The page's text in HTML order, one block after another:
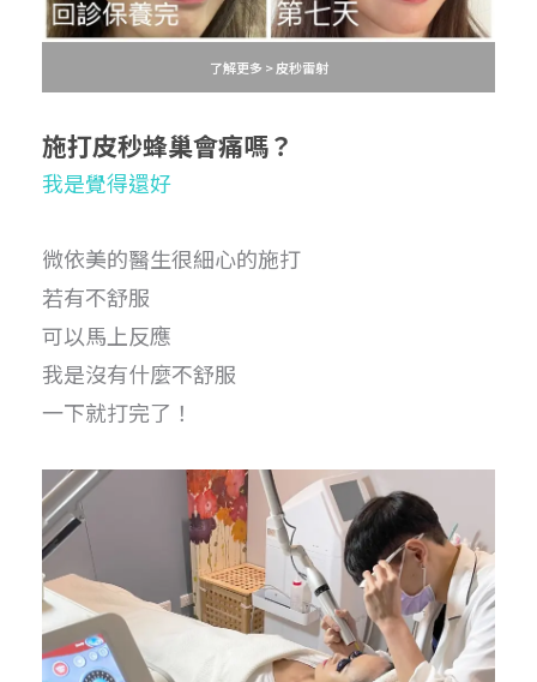
了解更多 > 皮秒雷射
施打皮秒蜂巢會痛嗎？
我是覺得還好
微依美的醫生很細心的施打
若有不舒服
可以馬上反應
我是沒有什麼不舒服
一下就打完了！